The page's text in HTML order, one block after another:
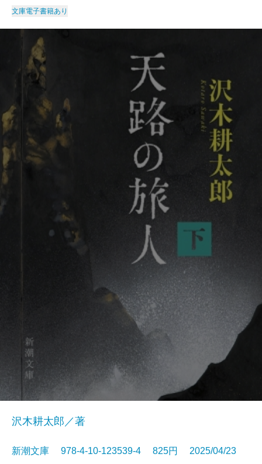
文庫電子書籍あり
沢木耕太郎／著
新潮文庫 978-4-10-123539-4 825円 2025/04/23